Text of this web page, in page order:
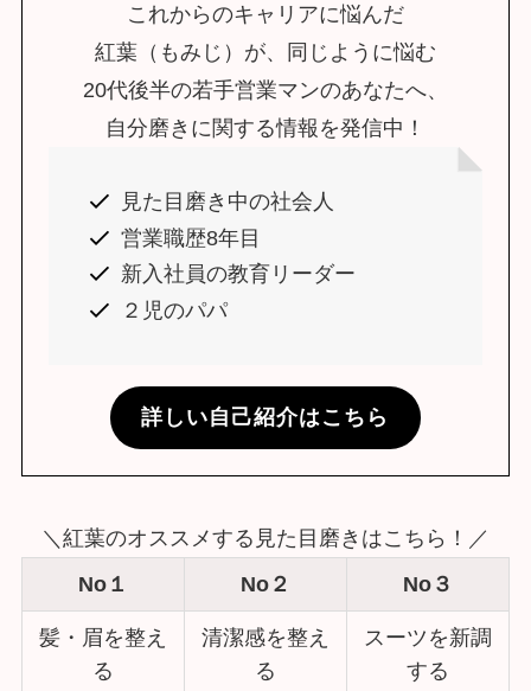
これからのキャリアに悩んだ
紅葉（もみじ）が、同じように悩む
20代後半の若手営業マンのあなたへ、
自分磨きに関する情報を発信中！
見た目磨き中の社会人
営業職歴8年目
新入社員の教育リーダー
２児のパパ
詳しい自己紹介はこちら
＼紅葉のオススメする見た目磨きはこちら！／
No１
No２ No３
髪・眉を整え
る
清潔感を整え
る
スーツを新調
する